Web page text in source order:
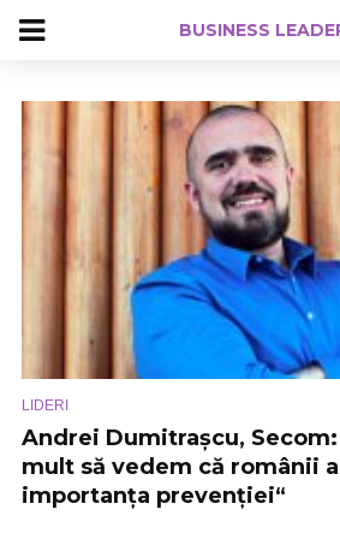
BUSINESS
LIDERI
Andrei Dumitrașcu,
mult să vedem că românii
importanța prevenției“